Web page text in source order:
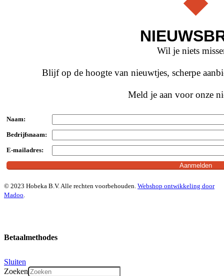
Wil je niets
Blijf op de hoogte van nieuwtjes, scherpe
Meld je aan voor onze
Naam:
Bedrijfsnaam:
E-mailadres:
© 2023 Hobeka B.V. Alle rechten voorbehouden. Webshop ontwikkeling door
Madoo.
Betaalmethodes
Sluiten
Zoeken